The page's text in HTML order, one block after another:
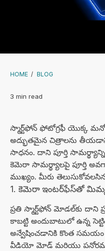
HOME / BLOG
3 min read
స్మార్ట్‌ఫోన్ ఫోటోగ్రఫీ యొక్క
అద్భుతమైన చిత్రాలను
సాధనం. దాని పూర్తి
కెమెరా సామర్థ్యాలపై పూర్తి
ముఖ్యం. మీరు
1. కెమెరా ఇంటర్‌ఫేస్‌తో
ప్రతి స్మార్ట్‌ఫోన్ మోడల్‌కు దాని
కాబట్టి అందుబాటులో ఉన్న
అన్వేషించడానికి కొంత
వీడియో మోడ్ మరియు పనోరమా